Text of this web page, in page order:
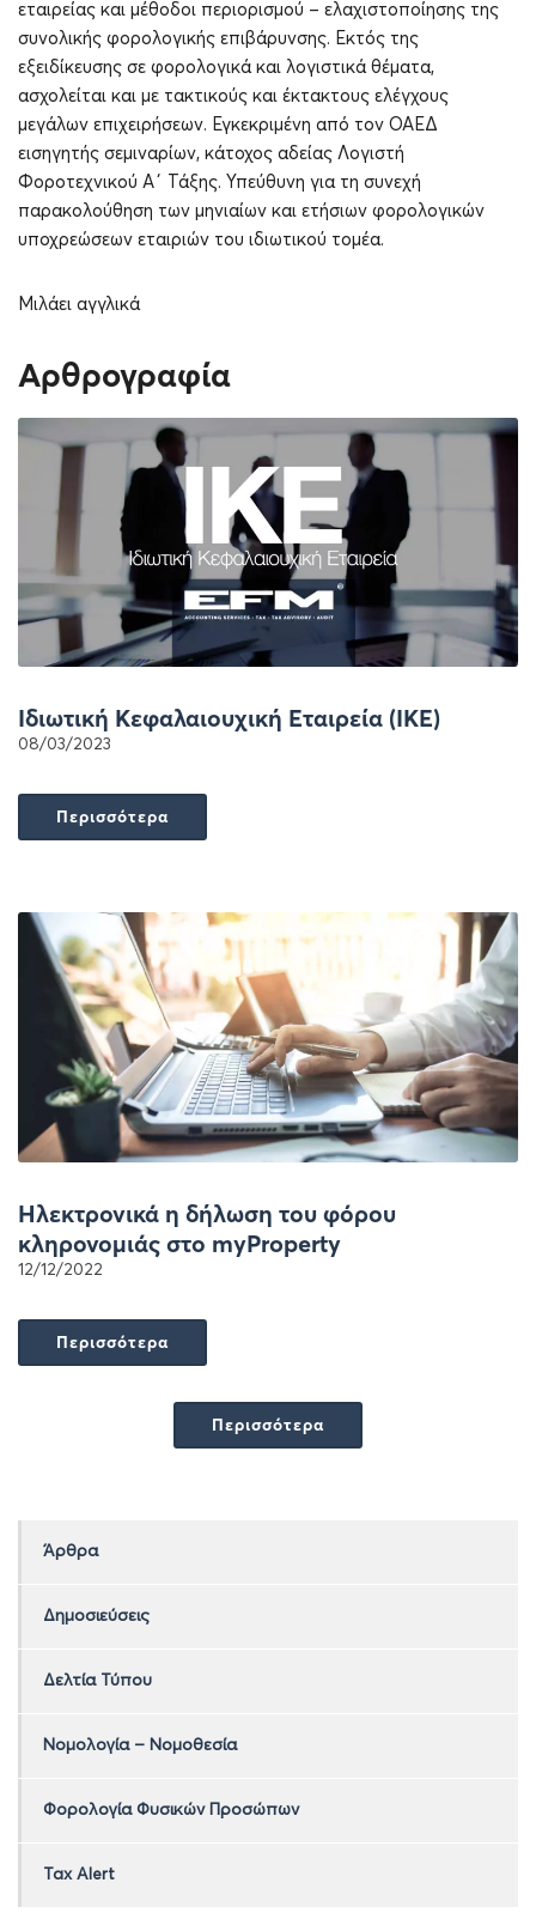
εταιρείας και μέθοδοι περιορισμού – ελαχιστοποίησης της
συνολικής φορολογικής επιβάρυνσης. Εκτός της
εξειδίκευσης σε φορολογικά και λογιστικά θέματα,
ασχολείται και με τακτικούς και έκτακτους ελέγχους
μεγάλων επιχειρήσεων. Εγκεκριμένη από τον ΟΑΕΔ
εισηγητής σεμιναρίων, κάτοχος αδείας Λογιστή
Φοροτεχνικού Α΄ Τάξης. Υπεύθυνη για τη συνεχή
παρακολούθηση των μηνιαίων και ετήσιων φορολογικών
υποχρεώσεων εταιριών του ιδιωτικού τομέα.
Μιλάει αγγλικά
Αρθρογραφία
Ιδιωτική Κεφαλαιουχική Εταιρεία (ΙΚΕ)
08/03/2023
Περισσότερα
Ηλεκτρονικά η δήλωση του φόρου
κληρονομιάς στο myProperty
12/12/2022
Περισσότερα